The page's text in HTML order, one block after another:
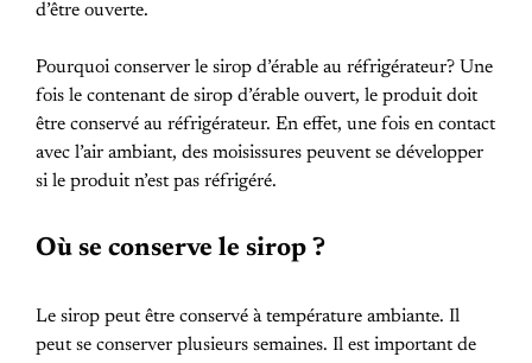
d’être ouverte.
Pourquoi conserver le sirop d’érable au réfrigérateur? Une
fois le contenant de sirop d’érable ouvert, le produit doit
être conservé au réfrigérateur. En effet, une fois en contact
avec l’air ambiant, des moisissures peuvent se développer
si le produit n’est pas réfrigéré.
Où se conserve le sirop ?
Le sirop peut être conservé à température ambiante. Il
peut se conserver plusieurs semaines. Il est important de